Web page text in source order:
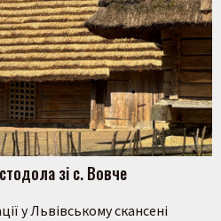
зі с. Вовче
у Львівському скансені